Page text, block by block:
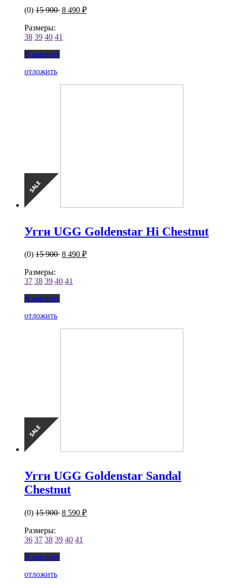
(0) 15 900 8 490 ₽
Размеры:
38 39 40 41
В корзину
отложить
Угги UGG Goldenstar Hi Chestnut
(0) 15 900 8 490 ₽
Размеры:
37 38 39 40 41
В корзину
отложить
Угги UGG Goldenstar Sandal
Chestnut
(0) 15 900 8 590 ₽
Размеры:
36 37 38 39 40 41
В корзину
отложить